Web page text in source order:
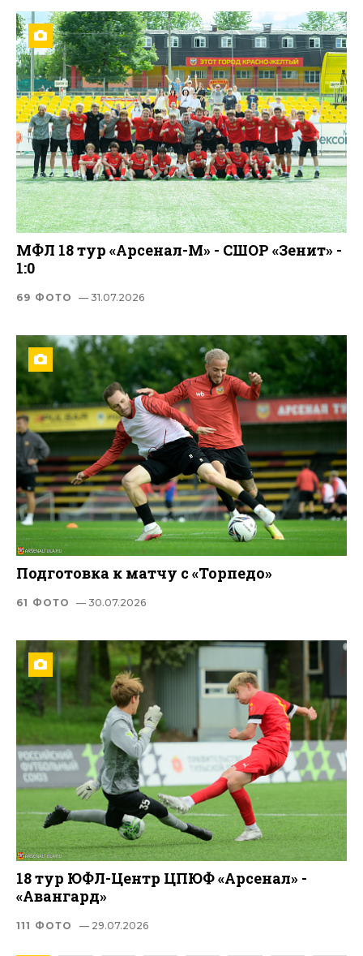
МФЛ 18 тур «Арсенал-М» - СШОР «Зенит» -
1:0
69 ФОТО — 31.07.2026
Подготовка к матчу с «Торпедо»
61 ФОТО — 30.07.2026
18 тур ЮФЛ-Центр ЦПЮФ «Арсенал» -
«Авангард»
111 ФОТО — 29.07.2026